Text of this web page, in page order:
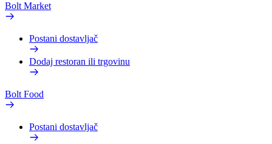
Bolt Market
Postani dostavljač
Dodaj restoran ili trgovinu
Bolt Food
Postani dostavljač